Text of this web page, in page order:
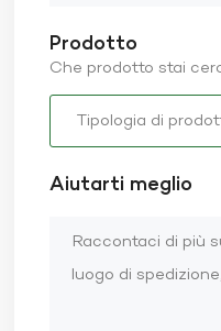
Prodotto
Che prodotto stai
Aiutarti meglio